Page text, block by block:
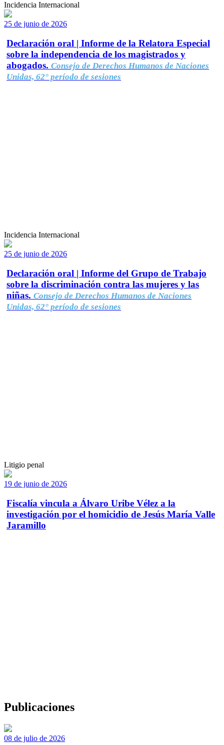
Incidencia Internacional
25 de junio de 2026
Declaración oral | Informe de la Relatora Especial
sobre la independencia de los magistrados y
abogados. Consejo de Derechos Humanos de Naciones
Unidas, 62° período de sesiones
Incidencia Internacional
25 de junio de 2026
Declaración oral | Informe del Grupo de Trabajo
sobre la discriminación contra las mujeres y las
niñas. Consejo de Derechos Humanos de Naciones
Unidas, 62° período de sesiones
Litigio penal
19 de junio de 2026
Fiscalía vincula a Álvaro Uribe Vélez a la
investigación por el homicidio de Jesús María Valle
Jaramillo
Publicaciones
08 de julio de 2026